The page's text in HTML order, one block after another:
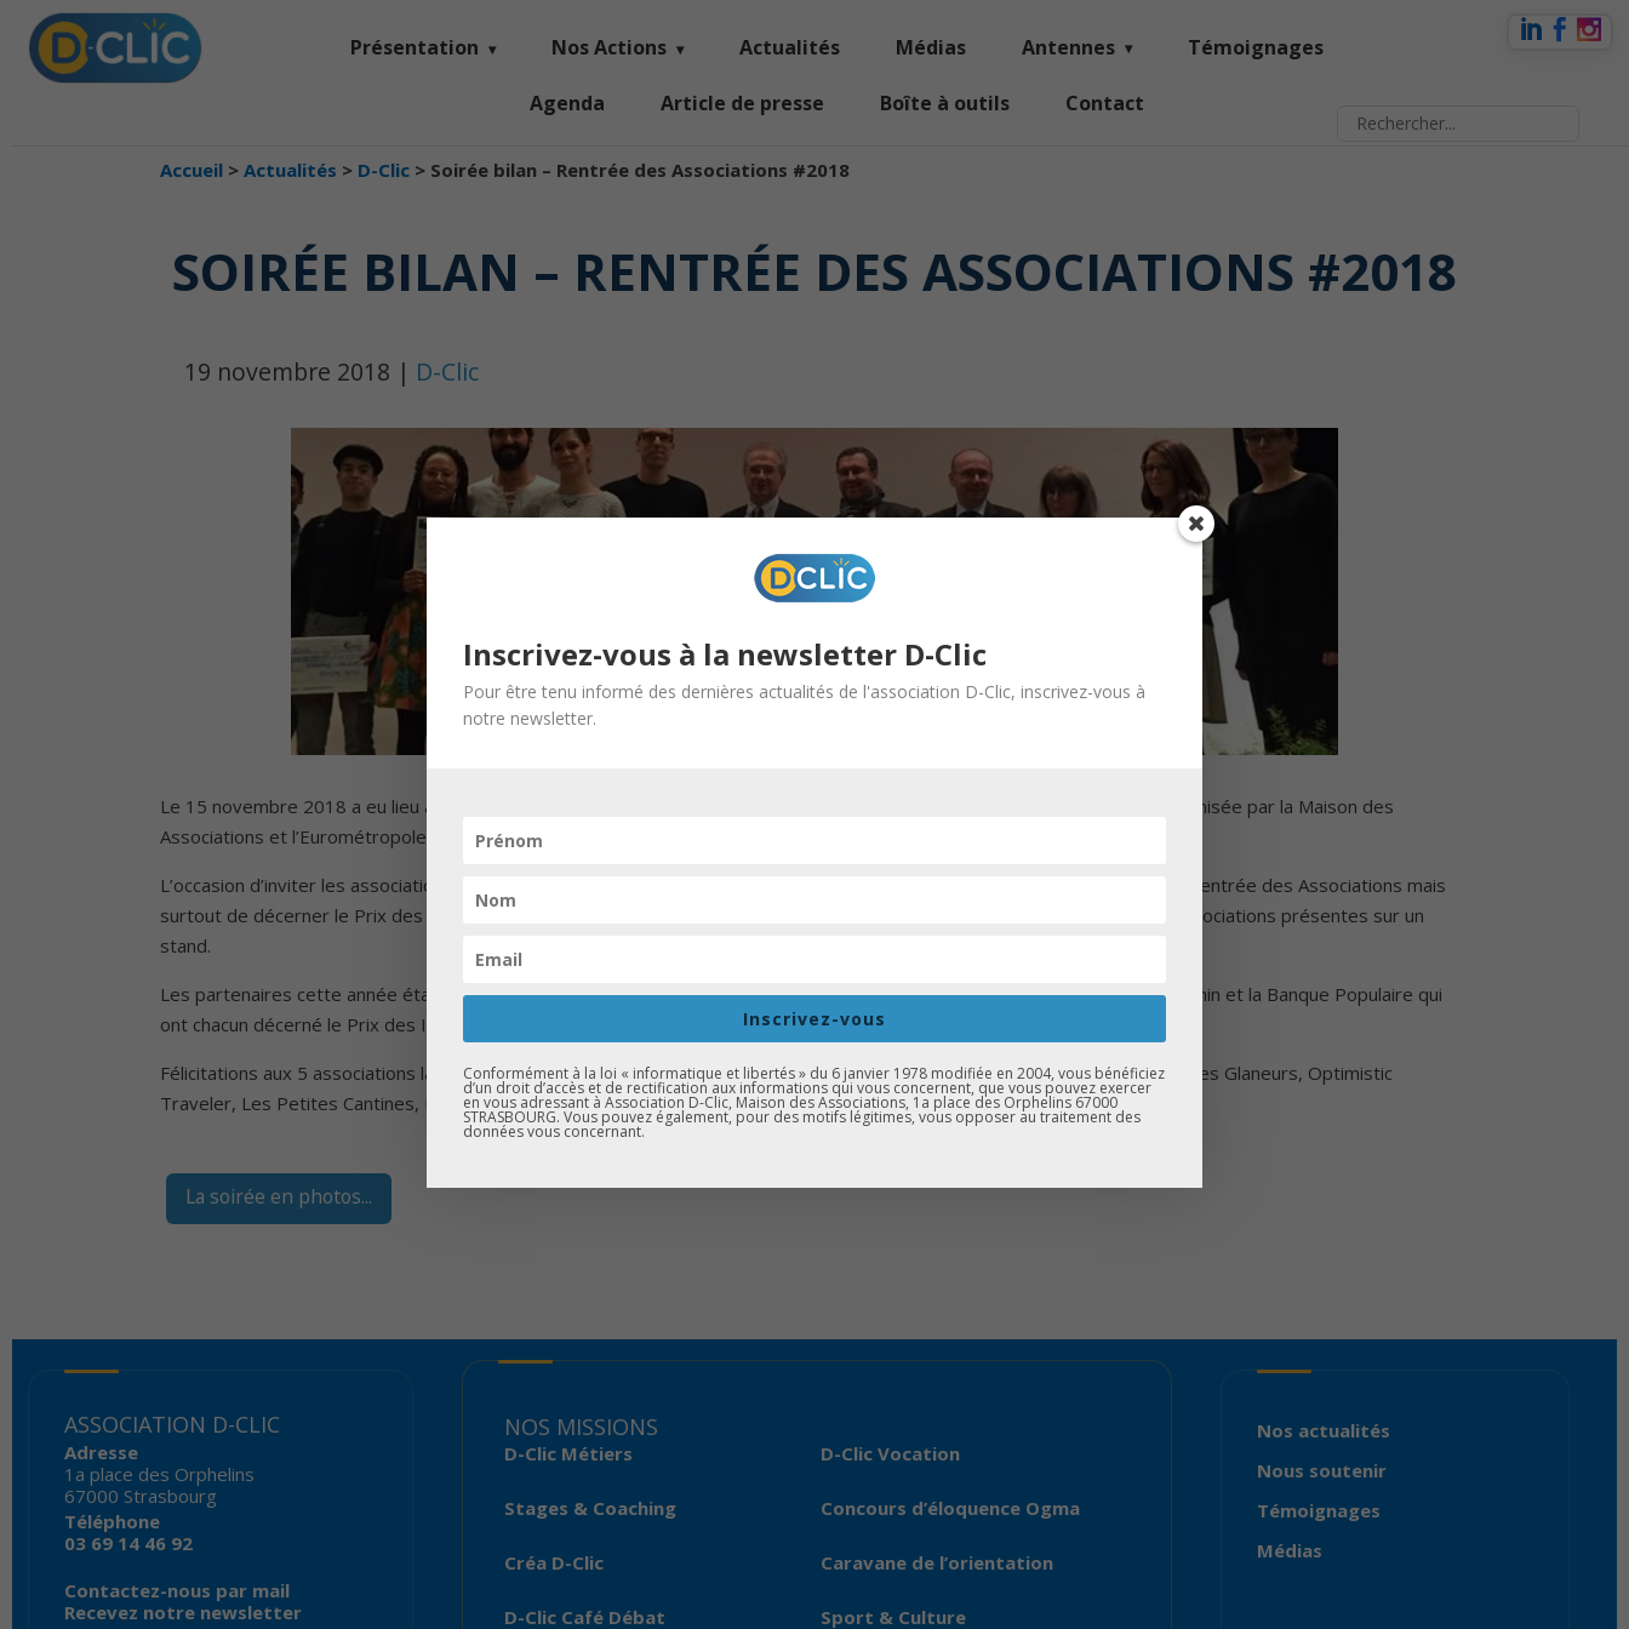
Présentation Nos Actions Actualités Médias Antennes Témoignages
Agenda Article de presse Boîte à outils Contact
Accueil > Actualités > D-Clic > Soirée bilan – Rentrée des Associations #2018
SOIRÉE BILAN – RENTRÉE DES ASSOCIATIONS #2018
19 novembre 2018 | D-Clic
Le 15 novembre 2018 a eu lieu au Centre Culturel Marcel Marceau la soirée bilan de la Rentrée des Associations #2018 organisée par la Maison des
Associations et l’Eurométropole de Strasbourg.
L’occasion d’inviter les associations présentes lors de l’évènement à retracer, en images et en chiffres, l’édition 2018 de la Rentrée des Associations mais
surtout de décerner le Prix des Initiatives à 5 associations. Il a pour but de valoriser des initiatives ou pratiques au sein d’associations présentes sur un
stand.
Les partenaires cette année étaient : CUS Habitat, le Réseau GDS, la Ville de Strasbourg, le Conseil Départemental du Bas-Rhin et la Banque Populaire qui
ont chacun décerné le Prix des Initiatives à l’association voulue.
Félicitations aux 5 associations lauréates qui ont obtenu un chèque de 1000 euros pour leurs travaux associatifs : La Tente des Glaneurs, Optimistic
Traveler, Les Petites Cantines, Regard et Desclicks l’Informatique Solidaire !
La soirée en photos...
ASSOCIATION D-CLIC
Adresse
1a place des Orphelins
67000 Strasbourg
Téléphone
03 69 14 46 92
Contactez-nous par mail
Recevez notre newsletter
NOS MISSIONS
D-Clic Métiers D-Clic Vocation
Stages & Coaching Concours d’éloquence Ogma
Créa D-Clic Caravane de l’orientation
D-Clic Café Débat Sport & Culture
Nos actualités
Nous soutenir
Témoignages
Médias
Inscrivez-vous à la newsletter D-Clic
Pour être tenu informé des dernières actualités de l'association D-Clic, inscrivez-vous à
notre newsletter.
Inscrivez-vous
Conformément à la loi « informatique et libertés » du 6 janvier 1978 modifiée en 2004, vous bénéficiez
d’un droit d’accès et de rectification aux informations qui vous concernent, que vous pouvez exercer
en vous adressant à Association D-Clic, Maison des Associations, 1a place des Orphelins 67000
STRASBOURG. Vous pouvez également, pour des motifs légitimes, vous opposer au traitement des
données vous concernant.